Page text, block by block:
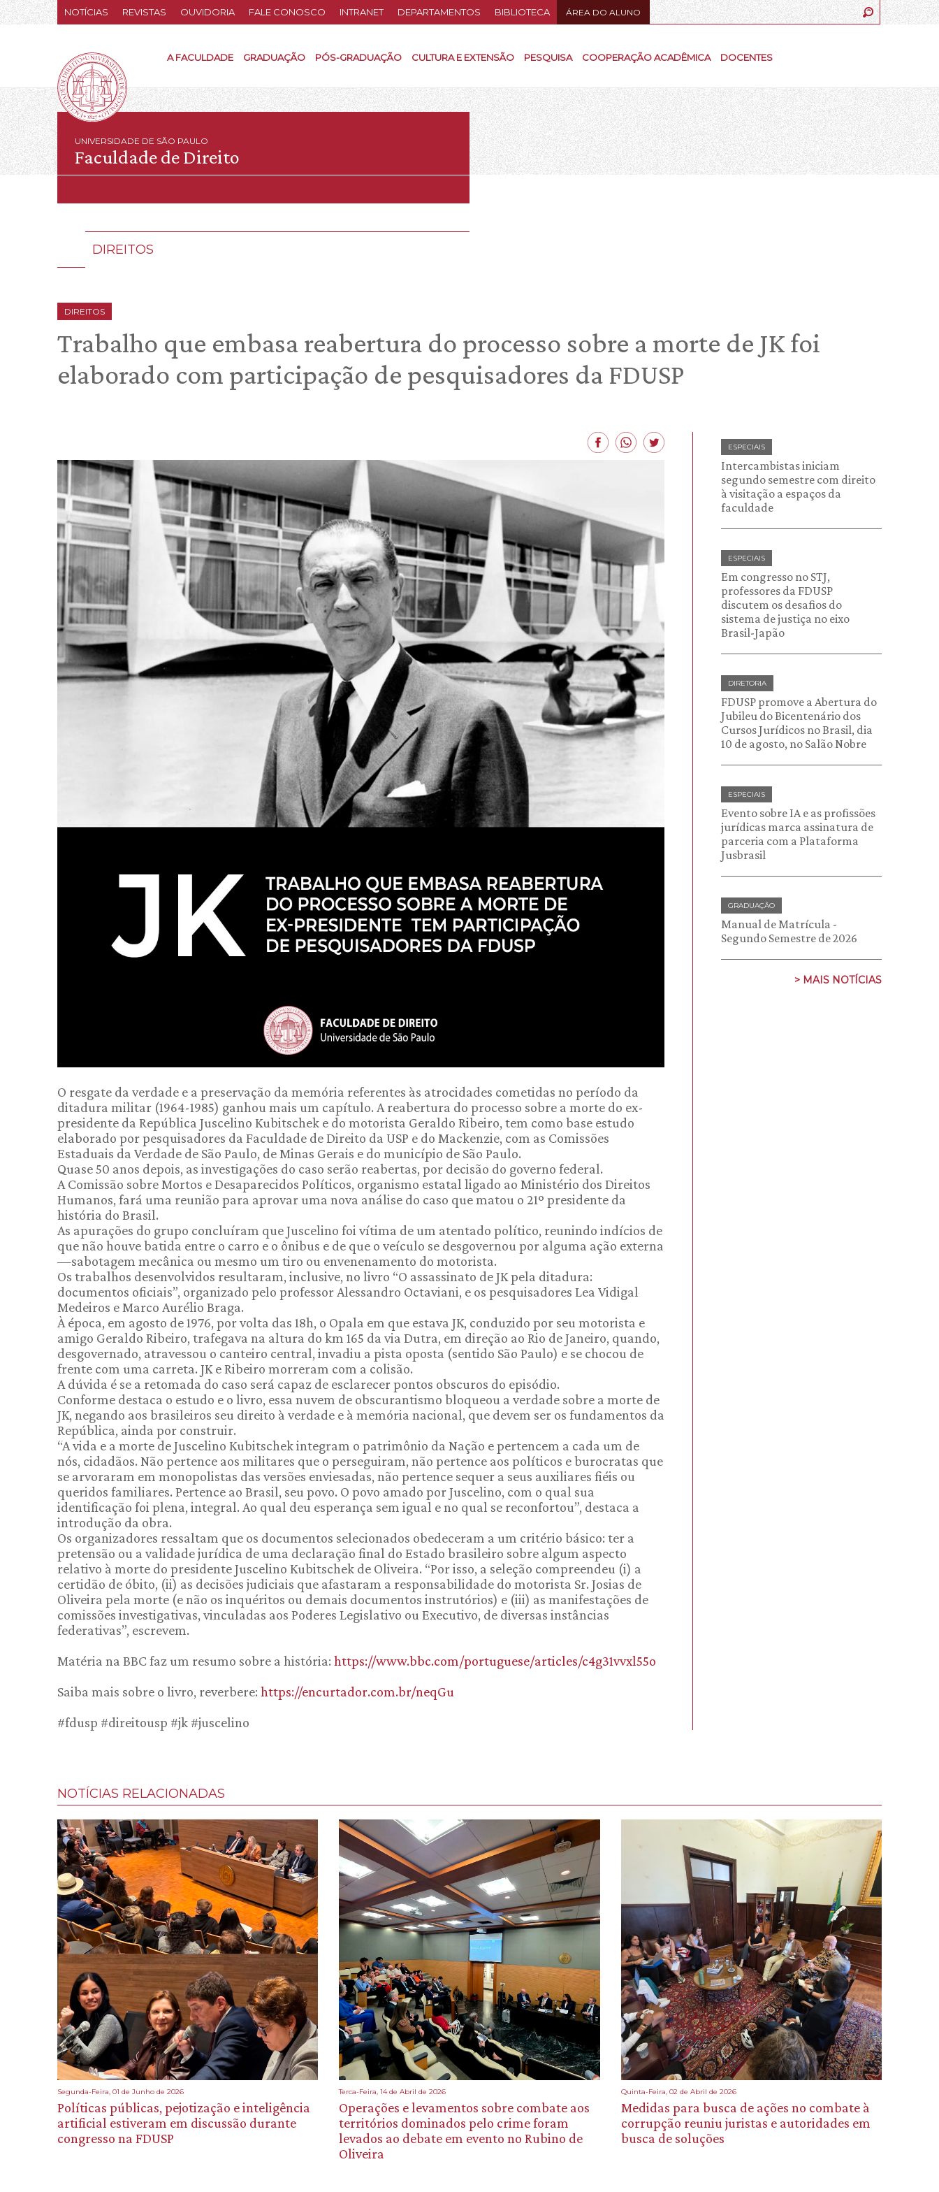
NOTÍCIAS REVISTAS OUVIDORIA FALE CONOSCO INTRANET DEPARTAMENTOS BIBLIOTECA ÁREA DO ALUNO
A FACULDADE GRADUAÇÃO PÓS-GRADUAÇÃO CULTURA E EXTENSÃO PESQUISA COOPERAÇÃO ACADÊMICA DOCENTES
UNIVERSIDADE DE SÃO PAULO
Faculdade de Direito
DIREITOS
DIREITOS
Trabalho que embasa reabertura do processo sobre a morte de JK foi
elaborado com participação de pesquisadores da FDUSP
O resgate da verdade e a preservação da memória referentes às atrocidades cometidas no período da
ditadura militar (1964-1985) ganhou mais um capítulo. A reabertura do processo sobre a morte do ex-
presidente da República Juscelino Kubitschek e do motorista Geraldo Ribeiro, tem como base estudo
elaborado por pesquisadores da Faculdade de Direito da USP e do Mackenzie, com as Comissões
Estaduais da Verdade de São Paulo, de Minas Gerais e do município de São Paulo.
Quase 50 anos depois, as investigações do caso serão reabertas, por decisão do governo federal.
A Comissão sobre Mortos e Desaparecidos Políticos, organismo estatal ligado ao Ministério dos Direitos
Humanos, fará uma reunião para aprovar uma nova análise do caso que matou o 21º presidente da
história do Brasil.
As apurações do grupo concluíram que Juscelino foi vítima de um atentado político, reunindo indícios de
que não houve batida entre o carro e o ônibus e de que o veículo se desgovernou por alguma ação externa
—sabotagem mecânica ou mesmo um tiro ou envenenamento do motorista.
Os trabalhos desenvolvidos resultaram, inclusive, no livro “O assassinato de JK pela ditadura:
documentos oficiais”, organizado pelo professor Alessandro Octaviani, e os pesquisadores Lea Vidigal
Medeiros e Marco Aurélio Braga.
À época, em agosto de 1976, por volta das 18h, o Opala em que estava JK, conduzido por seu motorista e
amigo Geraldo Ribeiro, trafegava na altura do km 165 da via Dutra, em direção ao Rio de Janeiro, quando,
desgovernado, atravessou o canteiro central, invadiu a pista oposta (sentido São Paulo) e se chocou de
frente com uma carreta. JK e Ribeiro morreram com a colisão.
A dúvida é se a retomada do caso será capaz de esclarecer pontos obscuros do episódio.
Conforme destaca o estudo e o livro, essa nuvem de obscurantismo bloqueou a verdade sobre a morte de
JK, negando aos brasileiros seu direito à verdade e à memória nacional, que devem ser os fundamentos da
República, ainda por construir.
“A vida e a morte de Juscelino Kubitschek integram o patrimônio da Nação e pertencem a cada um de
nós, cidadãos. Não pertence aos militares que o perseguiram, não pertence aos políticos e burocratas que
se arvoraram em monopolistas das versões enviesadas, não pertence sequer a seus auxiliares fiéis ou
queridos familiares. Pertence ao Brasil, seu povo. O povo amado por Juscelino, com o qual sua
identificação foi plena, integral. Ao qual deu esperança sem igual e no qual se reconfortou”, destaca a
introdução da obra.
Os organizadores ressaltam que os documentos selecionados obedeceram a um critério básico: ter a
pretensão ou a validade jurídica de uma declaração final do Estado brasileiro sobre algum aspecto
relativo à morte do presidente Juscelino Kubitschek de Oliveira. “Por isso, a seleção compreendeu (i) a
certidão de óbito, (ii) as decisões judiciais que afastaram a responsabilidade do motorista Sr. Josias de
Oliveira pela morte (e não os inquéritos ou demais documentos instrutórios) e (iii) as manifestações de
comissões investigativas, vinculadas aos Poderes Legislativo ou Executivo, de diversas instâncias
federativas”, escrevem.
Matéria na BBC faz um resumo sobre a história: https://www.bbc.com/portuguese/articles/c4g31vvxl55o
Saiba mais sobre o livro, reverbere: https://encurtador.com.br/neqGu
#fdusp #direitousp #jk #juscelino
ESPECIAIS
Intercambistas iniciam
segundo semestre com direito
à visitação a espaços da
faculdade
ESPECIAIS
Em congresso no STJ,
professores da FDUSP
discutem os desafios do
sistema de justiça no eixo
Brasil-Japão
DIRETORIA
FDUSP promove a Abertura do
Jubileu do Bicentenário dos
Cursos Jurídicos no Brasil, dia
10 de agosto, no Salão Nobre
ESPECIAIS
Evento sobre IA e as profissões
jurídicas marca assinatura de
parceria com a Plataforma
Jusbrasil
GRADUAÇÃO
Manual de Matrícula -
Segundo Semestre de 2026
> MAIS NOTÍCIAS
NOTÍCIAS RELACIONADAS
Segunda-Feira, 01 de Junho de 2026
Políticas públicas, pejotização e inteligência
artificial estiveram em discussão durante
congresso na FDUSP
Terca-Feira, 14 de Abril de 2026
Operações e levamentos sobre combate aos
territórios dominados pelo crime foram
levados ao debate em evento no Rubino de
Oliveira
Quinta-Feira, 02 de Abril de 2026
Medidas para busca de ações no combate à
corrupção reuniu juristas e autoridades em
busca de soluções